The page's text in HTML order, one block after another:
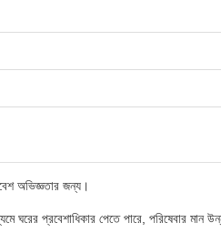
অভিজ্ঞতার জন্য।
প্রবেশাধিকার পেতে পারে, পরিষেবার মান